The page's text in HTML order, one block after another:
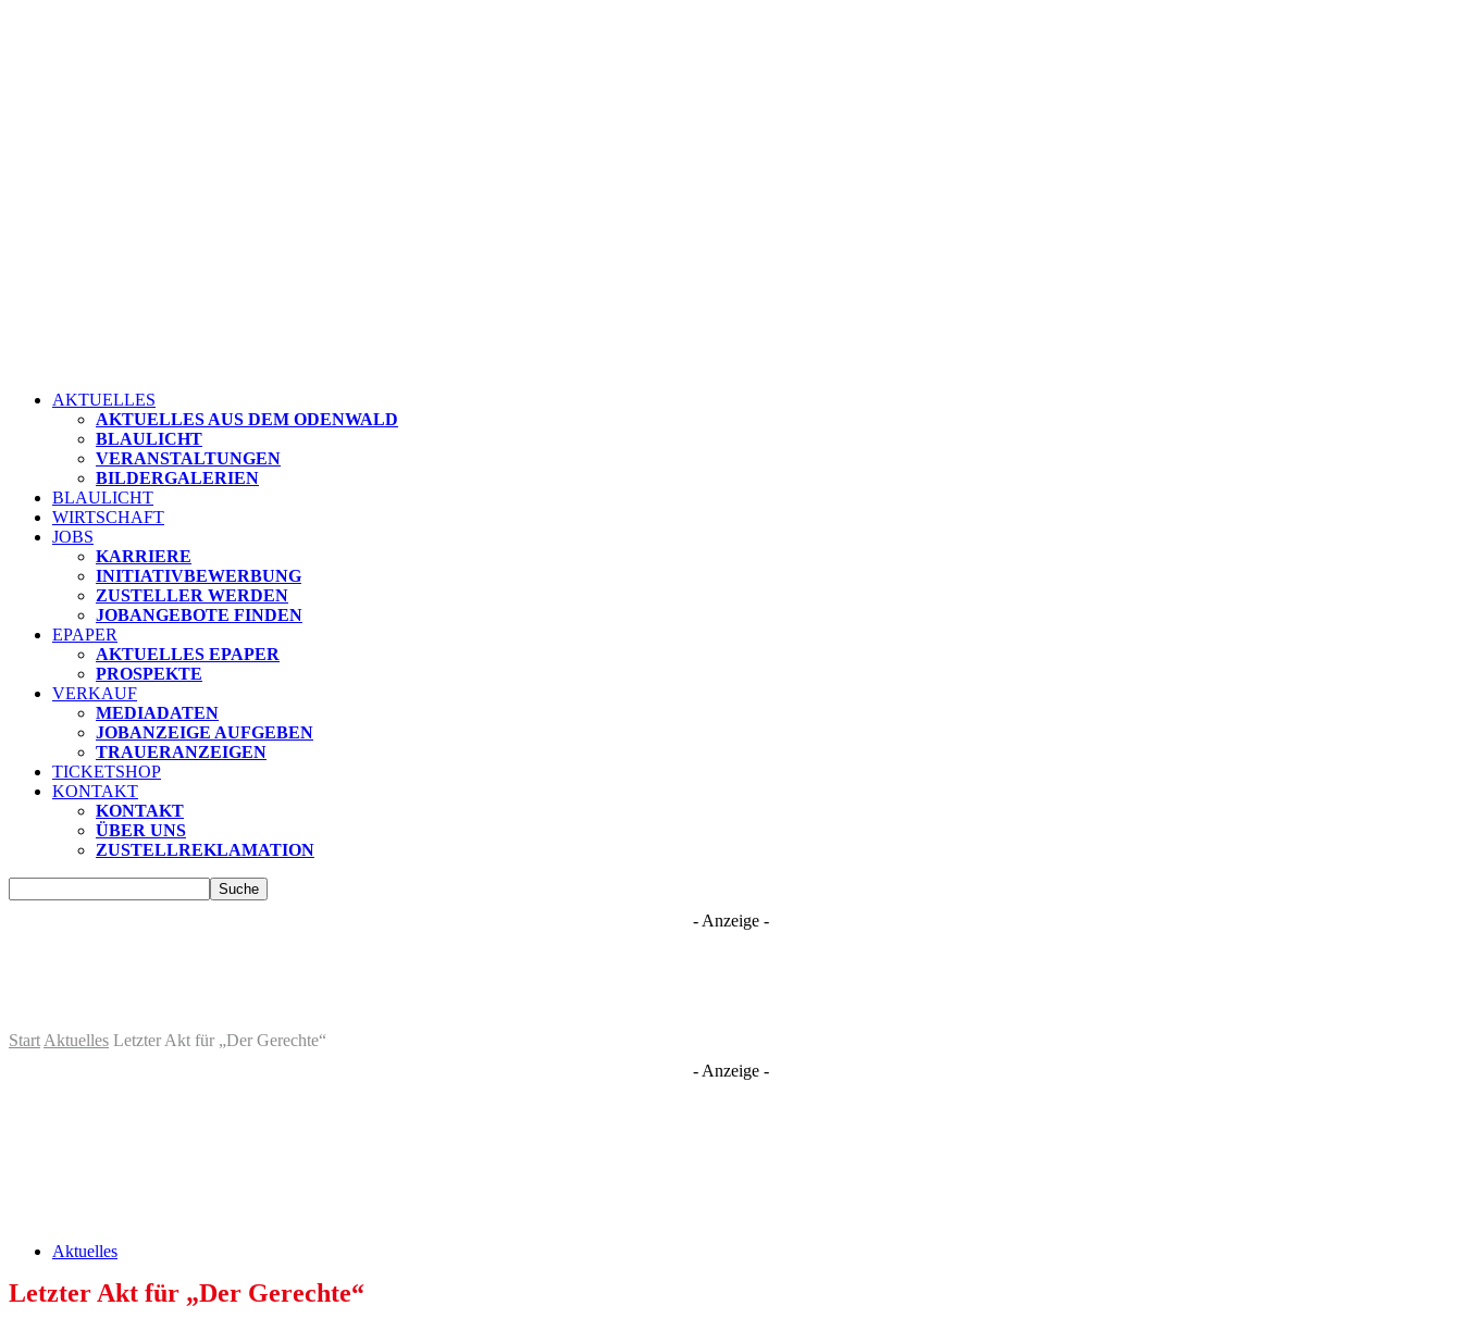
AKTUELLES
AKTUELLES AUS DEM ODENWALD
BLAULICHT
VERANSTALTUNGEN
BILDERGALERIEN
BLAULICHT
WIRTSCHAFT
JOBS
KARRIERE
INITIATIVBEWERBUNG
ZUSTELLER WERDEN
JOBANGEBOTE FINDEN
EPAPER
AKTUELLES EPAPER
PROSPEKTE
VERKAUF
MEDIADATEN
JOBANZEIGE AUFGEBEN
TRAUERANZEIGEN
TICKETSHOP
KONTAKT
KONTAKT
ÜBER UNS
ZUSTELLREKLAMATION
- Anzeige -
Start Aktuelles Letzter Akt für „Der Gerechte“
- Anzeige -
Aktuelles
Letzter Akt für „Der Gerechte“